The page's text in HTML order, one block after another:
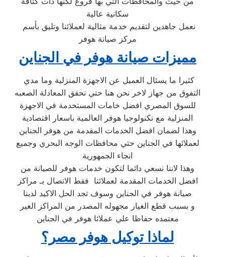
سكانية عالية
مركز صيانة هوفر
مميزات صيانة هوفر في الجناين
التفوق من جهاز لاخر نحن هنا حتي نحقق المعادلة الصعبه
للسوق المصري افضل خامات المستخدمة في الاجهزة
المنزلية مع تكنولوجيا هوفر العالمية باسعار اقتصادية
وهذا لضمان افضل الخدمات المقدمة من هوفر الجناين
لعملائها في الجناين حتي محافظات الوجه البحري وجميع
انجاء الجمهورية
وهذا لاننا نسعي دائما لتكون خدمات هوفر للصيانة من
افضل الخدمات المقدمة لعملائنا فقط الاتصال بـ مراكز
صيانة هوفر في الجناين وسوف تجد الحل الاكيد لدينا
و بسبب قطع الغيار مجهوله المصدر من المراكز الغير
معتمده حفاظا علي عملائا هوفر في الجناين
لماذا توكيل هوفر مصر؟